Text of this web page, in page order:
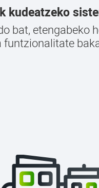
kudeatzeko
bat, etengabeko
funtzionalitate